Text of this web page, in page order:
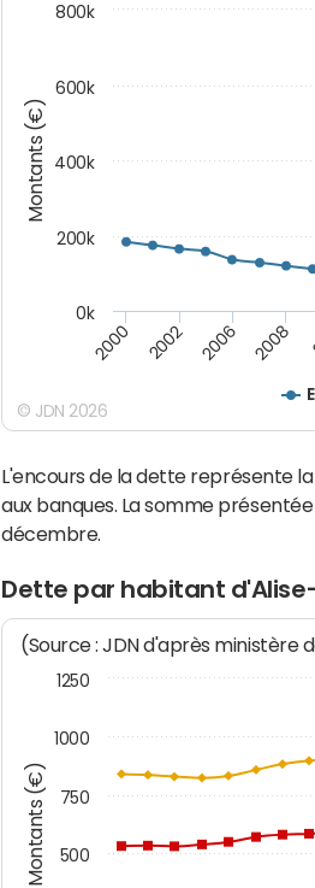
Montants (€)
2000 2002 2006 2008
0k
200k
400k
600k
800k
© JDN 2026
L'encours de la dette représente
aux banques. La somme
décembre.
Dette par habitant
Montants (€)
(Source : JDN d'après ministère
500
750
1000
1250